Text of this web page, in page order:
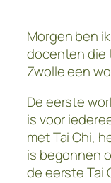
Morgen ben
docenten die
Zwolle een
De eerste
is voor
met Tai Chi,
is begonnen
de eerste Tai